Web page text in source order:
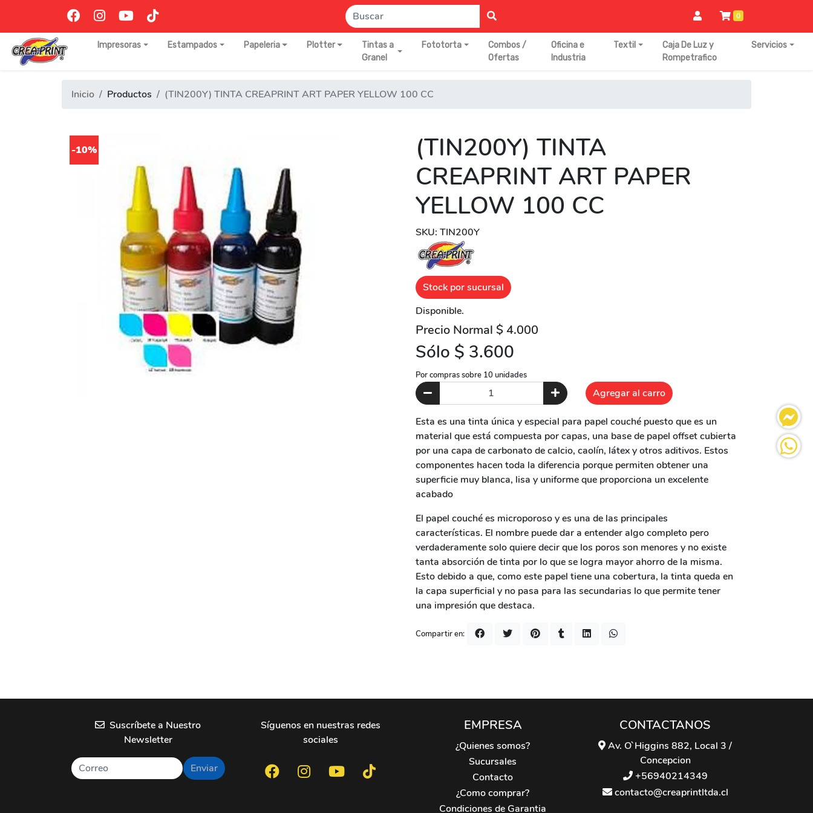
0
Impresoras Estampados Papeleria Plotter
Tintas a
Granel
Fototorta
Combos /
Ofertas
Oficina e
Industria
Textil
Caja De Luz y
Rompetrafico
Servicios
Inicio Productos (TIN200Y) TINTA CREAPRINT ART PAPER YELLOW 100 CC
-10%
(TIN200Y) TINTA
CREAPRINT ART PAPER
YELLOW 100 CC
SKU: TIN200Y
Stock por sucursal
Disponible.
Precio Normal $ 4.000
Sólo $ 3.600
Por compras sobre 10 unidades
Agregar al carro
Esta es una tinta única y especial para papel couché puesto que es un
material que está compuesta por capas, una base de papel offset cubierta
por una capa de carbonato de calcio, caolín, látex y otros aditivos. Estos
componentes hacen toda la diferencia porque permiten obtener una
superficie muy blanca, lisa y uniforme que proporciona un excelente
acabado
El papel couché es microporoso y es una de las principales
características. El nombre puede dar a entender algo completo pero
verdaderamente solo quiere decir que los poros son menores y no existe
tanta absorción de tinta por lo que se logra mayor ahorro de la misma.
Esto debido a que, como este papel tiene una cobertura, la tinta queda en
la capa superficial y no pasa para las secundarias lo que permite tener
una impresión que destaca.
Compartir en:
Suscríbete a Nuestro
Newsletter
Enviar
Síguenos en nuestras redes
sociales
EMPRESA
¿Quienes somos?
Sucursales
Contacto
¿Como comprar?
Condiciones de Garantia
CONTACTANOS
Av. O`Higgins 882, Local 3 /
Concepcion
+56940214349
contacto@creaprintltda.cl